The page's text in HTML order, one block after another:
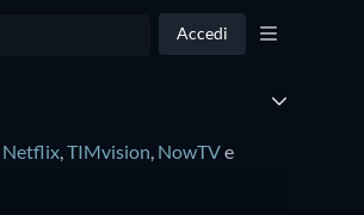
Accedi
Netflix,TIMvision, NowTVe